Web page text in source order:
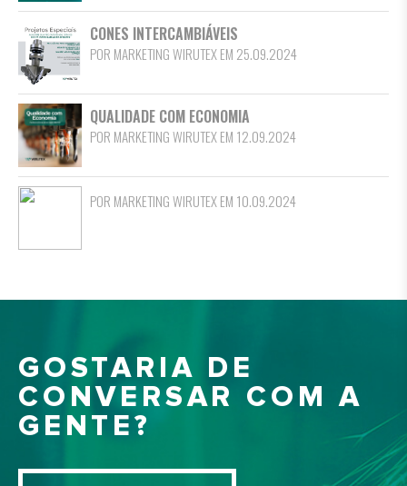
CONES INTERCAMBIÁVEIS
POR MARKETING WIRUTEX EM 25.09.2024
QUALIDADE COM ECONOMIA
POR MARKETING WIRUTEX EM 12.09.2024
POR MARKETING WIRUTEX EM 10.09.2024
GOSTARIA DE
CONVERSAR COM A
GENTE?